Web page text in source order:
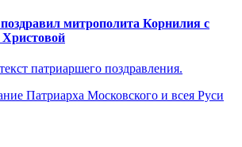
митрополита Корнилия с
патриаршего поздравления.